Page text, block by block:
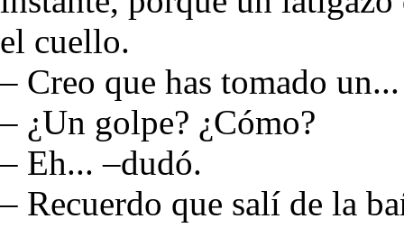
el cuello.
– Creo que has tomado
– ¿Un golpe? ¿Cómo?
– Eh... –dudó.
– Recuerdo que salí de la